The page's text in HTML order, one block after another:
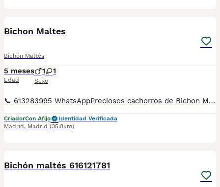
Bichon Maltes
Bichón Maltés
5 meses
Edad
1 1
Sexo
📞 613283995 WhatsAppPreciosos cachorros de Bichon Maltes de Linea Coreana . Disponemos de machos y de hembras a cual mas lindo . Entregamos vacunados desparasitados cartilla sanitaria y garantías de enfermedades víricas y congénitas de un año . Mandamos a toda España y puedes pagar cuando llegue el cachorrito tenemos transporte propio para la entrega
CriadorCon Afijo
Identidad Verificada
Madrid , Madrid (35.8km)
Bichón maltés 616121781